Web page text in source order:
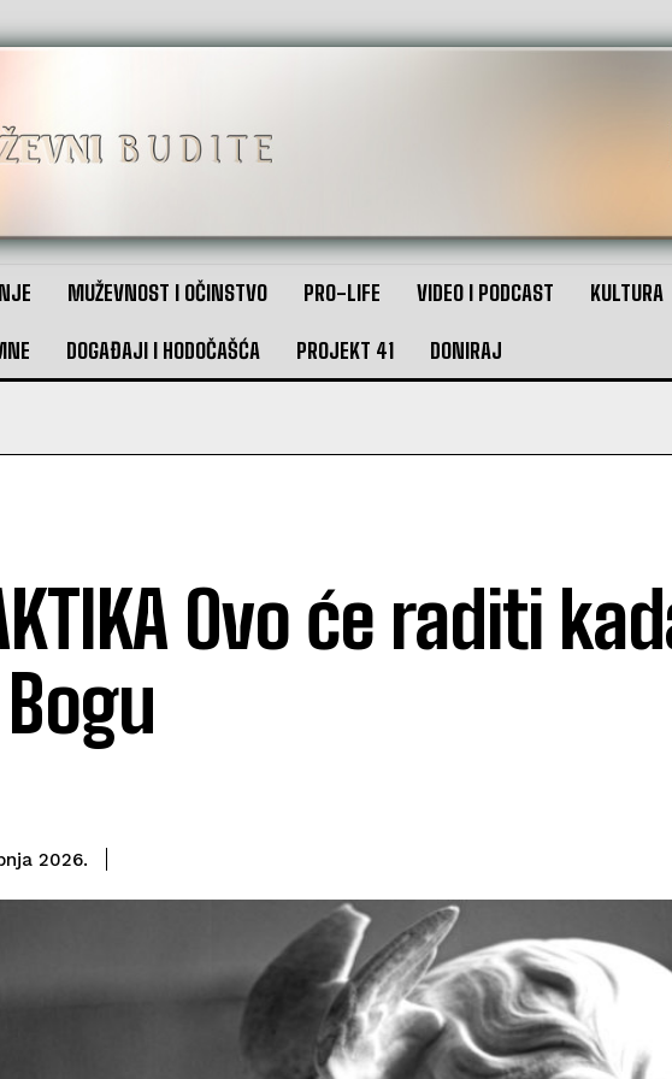
MUŽEVNOST I OČINSTVO PRO-LIFE VIDEO I PODCAST KULTURA
DOGAĐAJI I HODOČAŠĆA PROJEKT 41 DONIRAJ
Ovo će raditi
2026.